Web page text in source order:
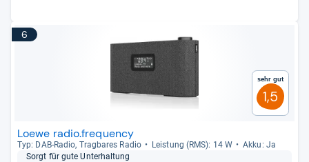
6
Sehr gut
1,5
Loewe radio.frequency
Typ: DAB-​Radio, Trag­ba­res Radio Leis­tung (RMS): 14 W
Akku: Ja
Sorgt für gute Unter­hal­tung